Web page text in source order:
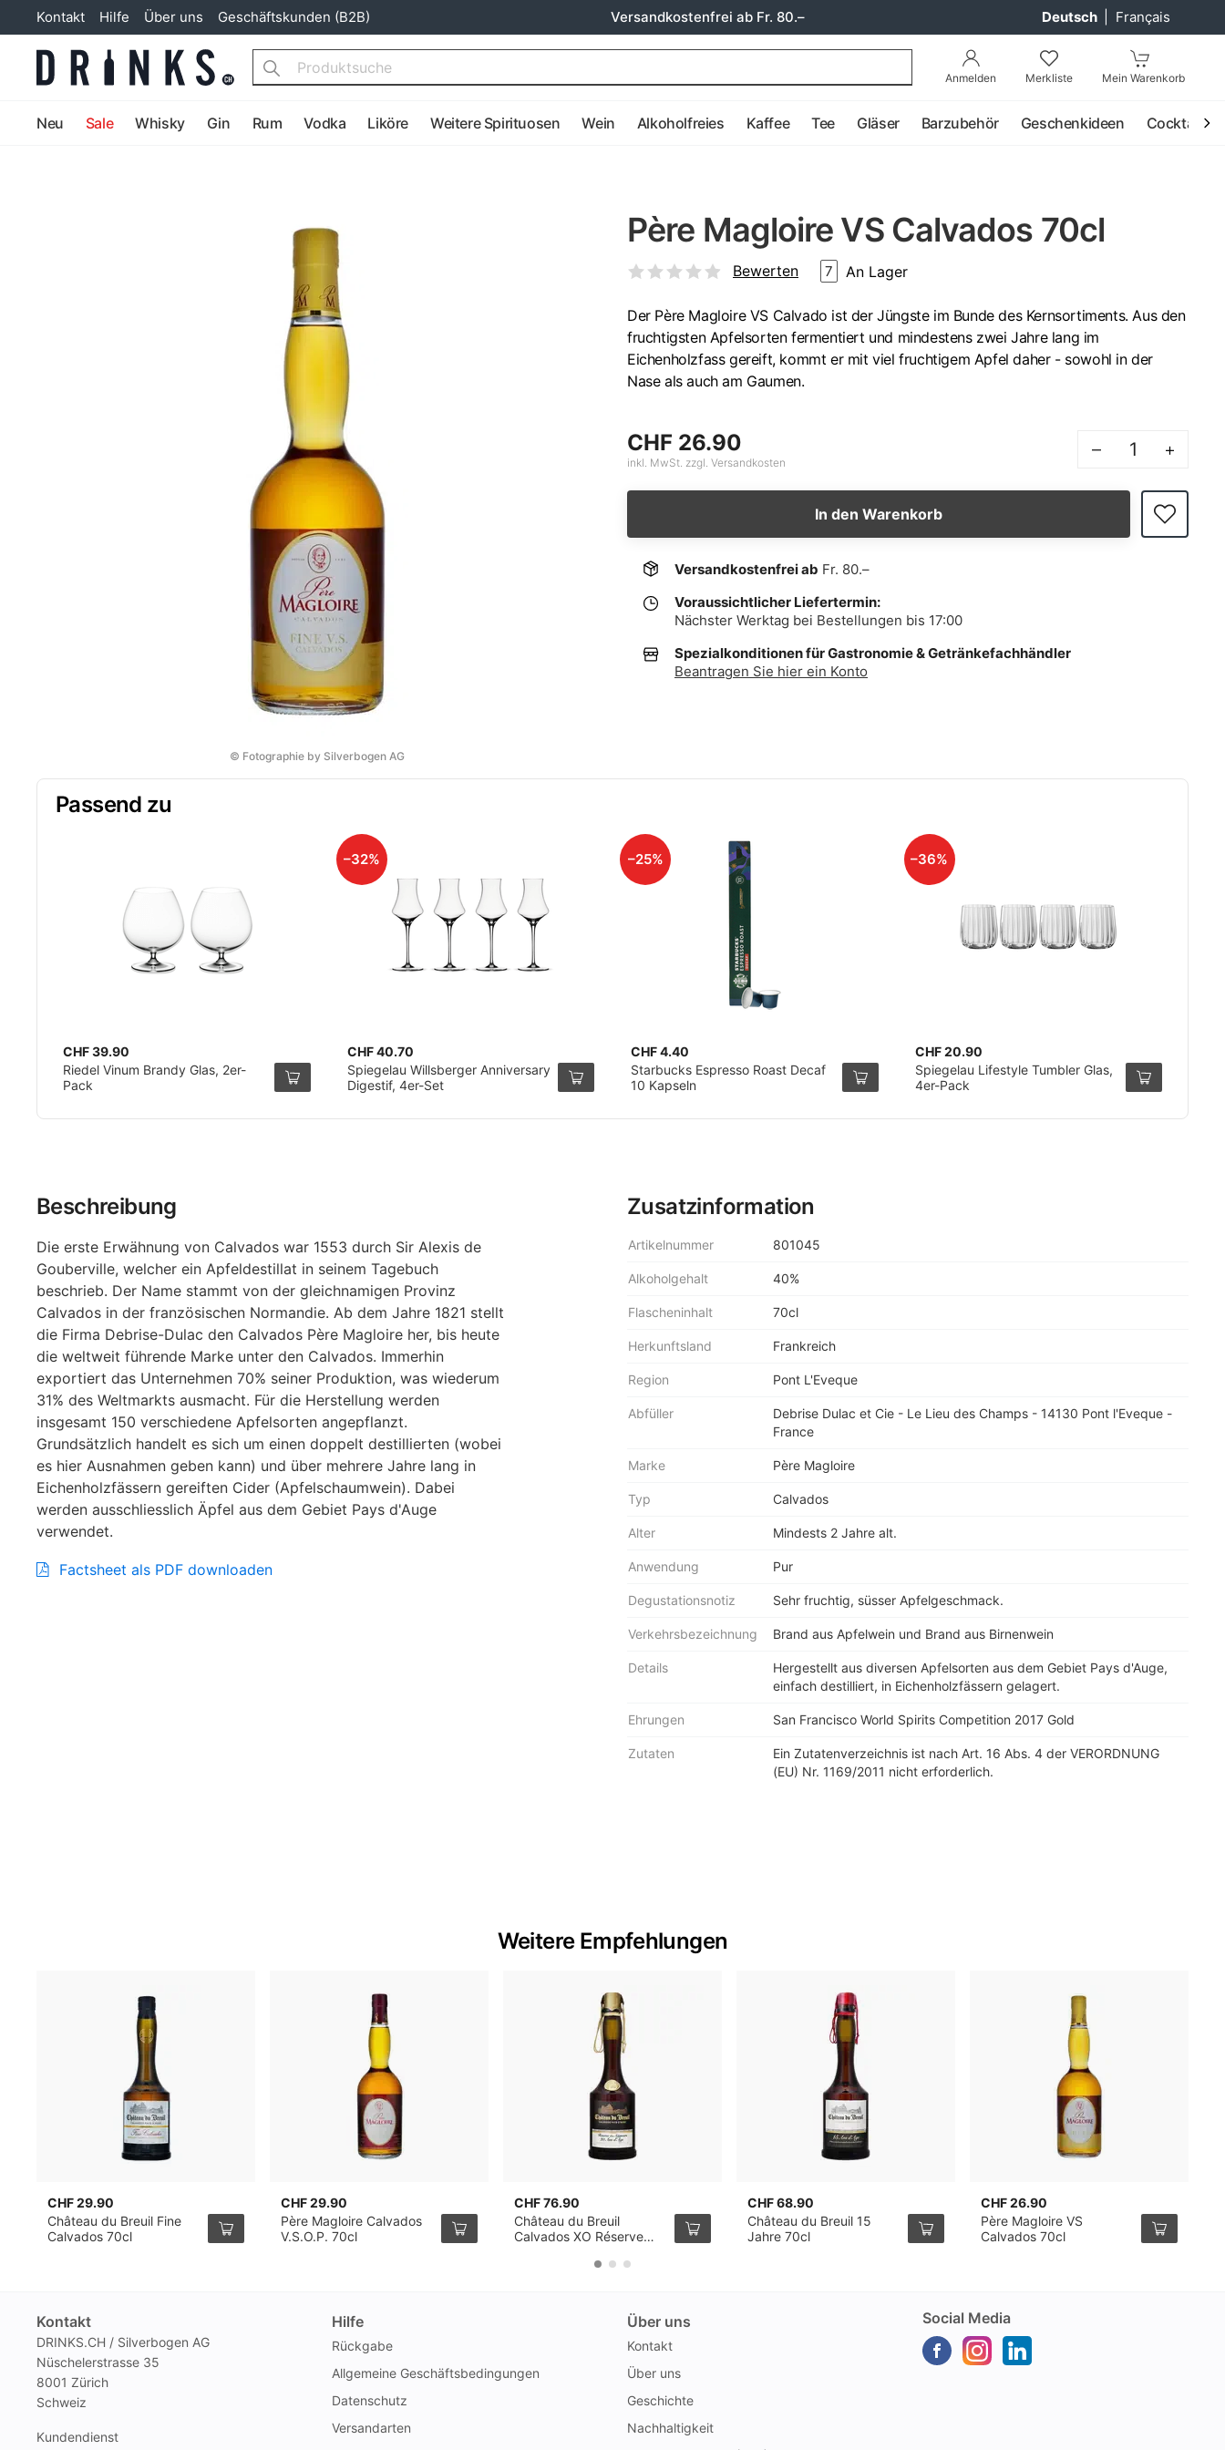
Kontakt Hilfe Über uns Geschäftskunden (B2B) Versandkostenfrei ab Fr. 80.– Deutsch Français
Anmelden Merkliste Mein Warenkorb
Search
Neu Sale Whisky Gin Rum Vodka Liköre Weitere Spirituosen Wein Alkoholfreies Kaffee Tee Gläser Barzubehör Geschenkideen Cocktail
© Fotographie by Silverbogen AG
Père Magloire VS Calvados 70cl
Bewerten 7 An Lager
Der Père Magloire VS Calvado ist der Jüngste im Bunde des Kernsortiments. Aus den
fruchtigsten Apfelsorten fermentiert und mindestens zwei Jahre lang im
Eichenholzfass gereift, kommt er mit viel fruchtigem Apfel daher - sowohl in der
Nase als auch am Gaumen.
CHF 26.90
inkl. MwSt. zzgl. Versandkosten
– +
In den Warenkorb
Versandkostenfrei ab Fr. 80.–
Voraussichtlicher Liefertermin:
Nächster Werktag bei Bestellungen bis 17:00
Spezialkonditionen für Gastronomie & Getränkefachhändler
Beantragen Sie hier ein Konto
Passend zu
CHF 39.90
Riedel Vinum Brandy Glas, 2er-
Pack
–32%
CHF 40.70
Spiegelau Willsberger Anniversary
Digestif, 4er-Set
–25%
CHF 4.40
Starbucks Espresso Roast Decaf
10 Kapseln
–36%
CHF 20.90
Spiegelau Lifestyle Tumbler Glas,
4er-Pack
Beschreibung
Die erste Erwähnung von Calvados war 1553 durch Sir Alexis de
Gouberville, welcher ein Apfeldestillat in seinem Tagebuch
beschrieb. Der Name stammt von der gleichnamigen Provinz
Calvados in der französischen Normandie. Ab dem Jahre 1821 stellt
die Firma Debrise-Dulac den Calvados Père Magloire her, bis heute
die weltweit führende Marke unter den Calvados. Immerhin
exportiert das Unternehmen 70% seiner Produktion, was wiederum
31% des Weltmarkts ausmacht. Für die Herstellung werden
insgesamt 150 verschiedene Apfelsorten angepflanzt.
Grundsätzlich handelt es sich um einen doppelt destillierten (wobei
es hier Ausnahmen geben kann) und über mehrere Jahre lang in
Eichenholzfässern gereiften Cider (Apfelschaumwein). Dabei
werden ausschliesslich Äpfel aus dem Gebiet Pays d'Auge
verwendet.
Factsheet als PDF downloaden
Zusatzinformation
Artikelnummer 801045
Alkoholgehalt 40%
Flascheninhalt 70cl
Herkunftsland Frankreich
Region Pont L'Eveque
Abfüller
Debrise Dulac et Cie - Le Lieu des Champs - 14130 Pont l'Eveque -
France
Marke Père Magloire
Typ Calvados
Alter Mindests 2 Jahre alt.
Anwendung Pur
Degustationsnotiz Sehr fruchtig, süsser Apfelgeschmack.
Verkehrsbezeichnung Brand aus Apfelwein und Brand aus Birnenwein
Details
Hergestellt aus diversen Apfelsorten aus dem Gebiet Pays d'Auge,
einfach destilliert, in Eichenholzfässern gelagert.
Ehrungen San Francisco World Spirits Competition 2017 Gold
Zutaten
Ein Zutatenverzeichnis ist nach Art. 16 Abs. 4 der VERORDNUNG
(EU) Nr. 1169/2011 nicht erforderlich.
Weitere Empfehlungen
CHF 29.90
Château du Breuil Fine
Calvados 70cl
CHF 29.90
Père Magloire Calvados
V.S.O.P. 70cl
CHF 76.90
Château du Breuil
Calvados XO Réserve
CHF 68.90
Château du Breuil 15
Jahre 70cl
CHF 26.90
Père Magloire VS
Calvados 70cl
Kontakt
DRINKS.CH / Silverbogen AG
Nüschelerstrasse 35
8001 Zürich
Schweiz
Kundendienst
Hilfe
Rückgabe
Allgemeine Geschäftsbedingungen
Datenschutz
Versandarten
Über uns
Kontakt
Über uns
Geschichte
Nachhaltigkeit
Social Media